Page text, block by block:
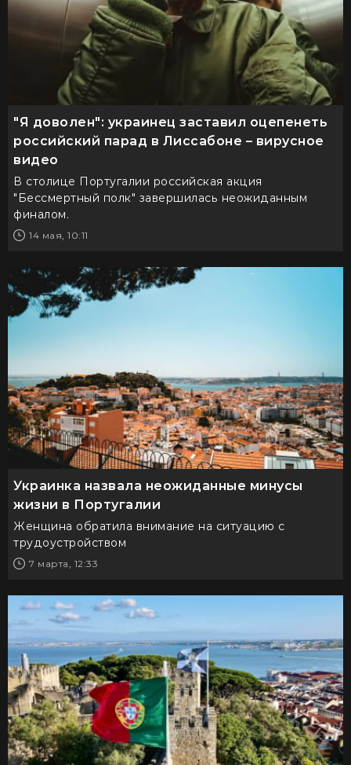
"Я доволен": украинец заставил оцепенеть
российский парад в Лиссабоне – вирусное
видео
В столице Португалии российская акция
"Бессмертный полк" завершилась неожиданным
финалом.
14 мая, 10:11
Украинка назвала неожиданные минусы
жизни в Португалии
Женщина обратила внимание на ситуацию с
трудоустройством
7 марта, 12:33